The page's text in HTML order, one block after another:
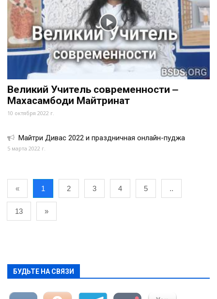
Великий Учитель современности ‒
Махасамбоди Майтринат
10 октября 2022 г.
Майтри Дивас 2022 и праздничная онлайн-пуджа
5 марта 2022 г.
« 1 2 3 4 5 ..
13 »
БУДЬТЕ НА СВЯЗИ